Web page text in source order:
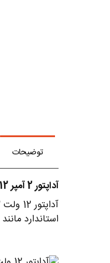
توضیحات
آداپتور 2 آمپر 12 ولت
استاندارد مانند